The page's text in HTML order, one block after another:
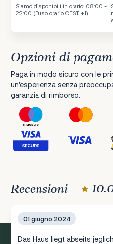
Siamo disponibili in orario: 08:00 -
22:00 (Fuso orario CEST +1)
Opzioni di
Paga in modo sicuro con le
un'esperienza senza
garanzia di rimborso.
Recensioni
01 giugno 2024
Das Haus liegt abseits